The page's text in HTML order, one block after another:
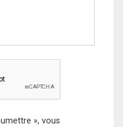
», vous